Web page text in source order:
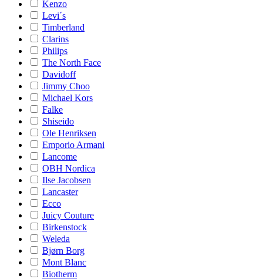
Kenzo
Levi´s
Timberland
Clarins
Philips
The North Face
Davidoff
Jimmy Choo
Michael Kors
Falke
Shiseido
Ole Henriksen
Emporio Armani
Lancome
OBH Nordica
Ilse Jacobsen
Lancaster
Ecco
Juicy Couture
Birkenstock
Weleda
Bjørn Borg
Mont Blanc
Biotherm